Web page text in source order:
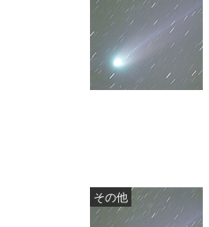
その他